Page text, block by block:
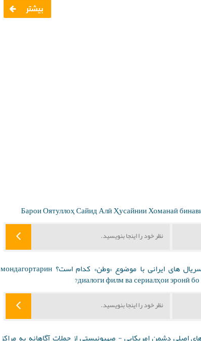
بیشتر
ماندگارترین دیالوگ فلم و سریال های ایرانی با موضوع «وطن» کدام است؟ мондагортарин
диалоги филм ва сериалҳои эронӣ бо
اصلی دشمن امریکایی - صهیونیستی از حملات آگاهانه به مراکز